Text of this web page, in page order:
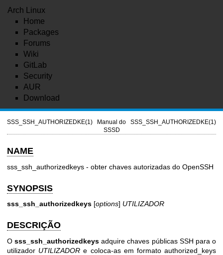
Arch Linux
Home
Packages
Forums
Wiki
GitLab
Security
AUR
Download
SSS_SSH_AUTHORIZEDKE(1)
Manual do
SSSD
SSS_SSH_AUTHORIZEDKE(1)
NAME
sss_ssh_authorizedkeys - obter chaves autorizadas do OpenSSH
SYNOPSIS
sss_ssh_authorizedkeys [options] UTILIZADOR
DESCRIÇÃO
Osss_ssh_authorizedkeys adquire chaves públicas SSH para o
utilizador UTILIZADOR e coloca-as em formato authorized_keys